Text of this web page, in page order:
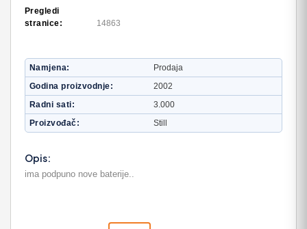
Pregledi
stranice:
14863
Namjena
Prodaja
Godina proizvodnje
2002
Radni sati
3.000
Proizvođač
Still
Opis:
ima podpuno nove baterije..